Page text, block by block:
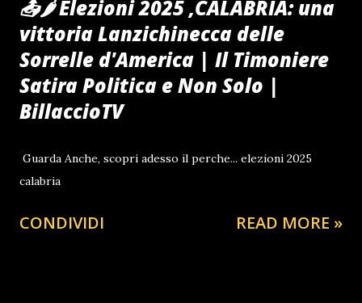
📤🌶 Elezioni 2025 ,CALABRIA: una
vittoria Lanzichinecca delle
Sorrelle d'America | Il Timoniere
Satira Politica e Non Solo |
BillaccioTV
Guarda Anche, scopri adesso il perche... elezioni 2025
calabria
CONDIVIDI READ MORE »